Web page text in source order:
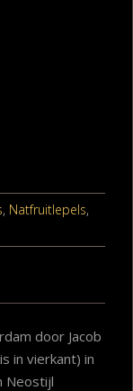
, Natfruitlepels,
door Jacob
in vierkant) in
Neostijl